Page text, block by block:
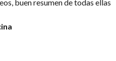
buen resumen de todas ellas